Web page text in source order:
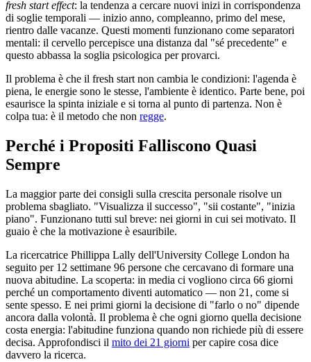
fresh start effect: la tendenza a cercare nuovi inizi in corrispondenza
di soglie temporali — inizio anno, compleanno, primo del mese,
rientro dalle vacanze. Questi momenti funzionano come separatori
mentali: il cervello percepisce una distanza dal "sé precedente" e
questo abbassa la soglia psicologica per provarci.
Il problema è che il fresh start non cambia le condizioni: l'agenda è
piena, le energie sono le stesse, l'ambiente è identico. Parte bene, poi
esaurisce la spinta iniziale e si torna al punto di partenza. Non è
colpa tua: è il metodo che non regge.
Perché i Propositi Falliscono Quasi
Sempre
La maggior parte dei consigli sulla crescita personale risolve un
problema sbagliato. "Visualizza il successo", "sii costante", "inizia
piano". Funzionano tutti sul breve: nei giorni in cui sei motivato. Il
guaio è che la motivazione è esauribile.
La ricercatrice Phillippa Lally dell'University College London ha
seguito per 12 settimane 96 persone che cercavano di formare una
nuova abitudine. La scoperta: in media ci vogliono circa 66 giorni
perché un comportamento diventi automatico — non 21, come si
sente spesso. E nei primi giorni la decisione di "farlo o no" dipende
ancora dalla volontà. Il problema è che ogni giorno quella decisione
costa energia: l'abitudine funziona quando non richiede più di essere
decisa. Approfondisci il mito dei 21 giorni per capire cosa dice
davvero la ricerca.